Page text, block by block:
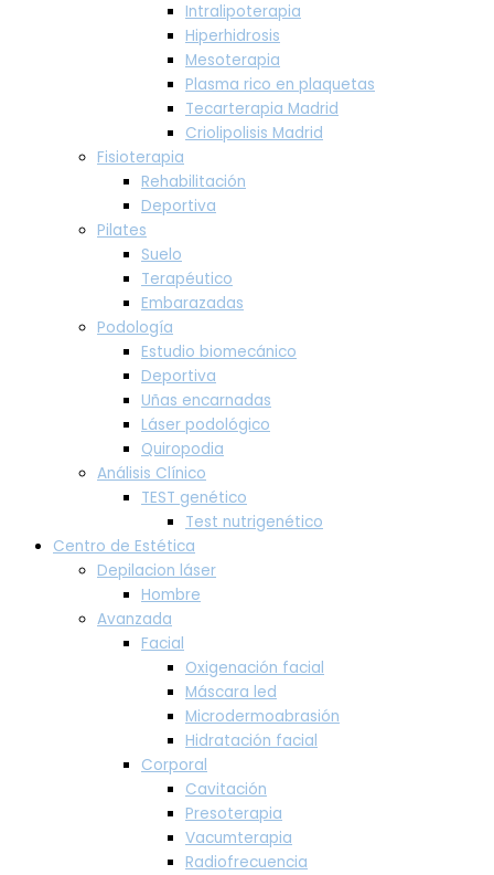
Intralipoterapia
Hiperhidrosis
Mesoterapia
Plasma rico en plaquetas
Tecarterapia Madrid
Criolipolisis Madrid
Fisioterapia
Rehabilitación
Deportiva
Pilates
Suelo
Terapéutico
Embarazadas
Podología
Estudio biomecánico
Deportiva
Uñas encarnadas
Láser podológico
Quiropodia
Análisis Clínico
TEST genético
Test nutrigenético
Centro de Estética
Depilacion láser
Hombre
Avanzada
Facial
Oxigenación facial
Máscara led
Microdermoabrasión
Hidratación facial
Corporal
Cavitación
Presoterapia
Vacumterapia
Radiofrecuencia